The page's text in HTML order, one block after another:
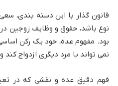
قانون گذار با این دسته بندی،
نوع باشد، حقوق و وظایف زوجین
بود. مفهوم عده، خود یک رکن
نمی تواند با مرد دیگری ازدواج
فهم دقیق عده و نقشی که در